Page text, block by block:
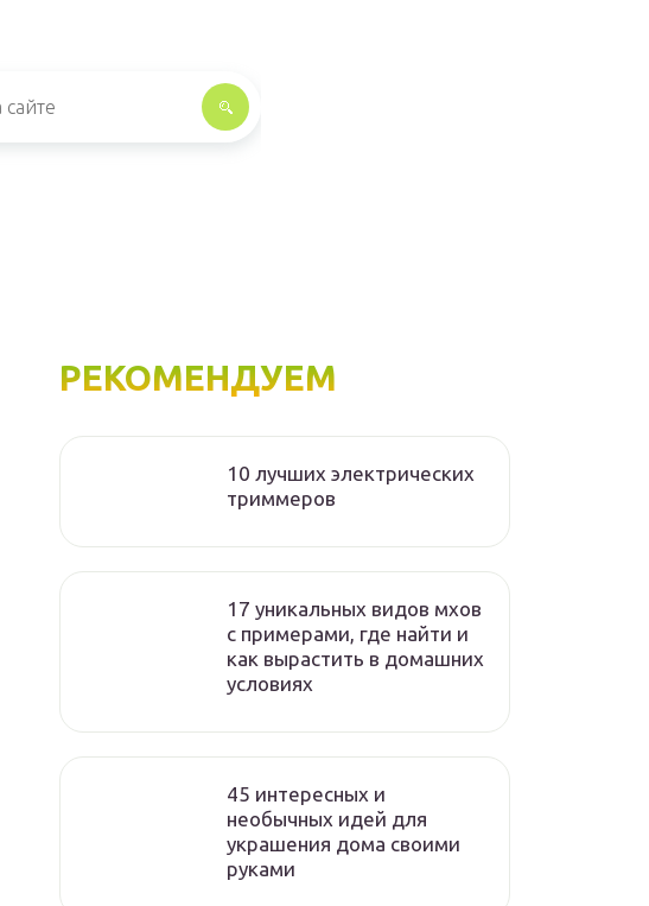
РЕКОМЕНДУЕМ
10 лучших электрических
триммеров
17 уникальных видов мхов
c примерами, где найти и
как вырастить в домашних
условиях
45 интересных и
необычных идей для
украшения дома своими
руками